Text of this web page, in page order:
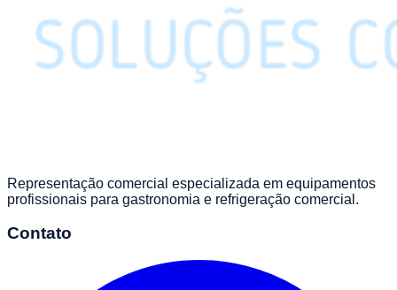
Representação comercial especializada em equipamentos
profissionais para gastronomia e refrigeração comercial.
Contato